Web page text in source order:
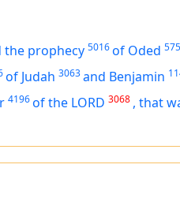
the prophecy 5016of Oded
of Judah 3063and Benjamin
4196of the LORD 3068 , that